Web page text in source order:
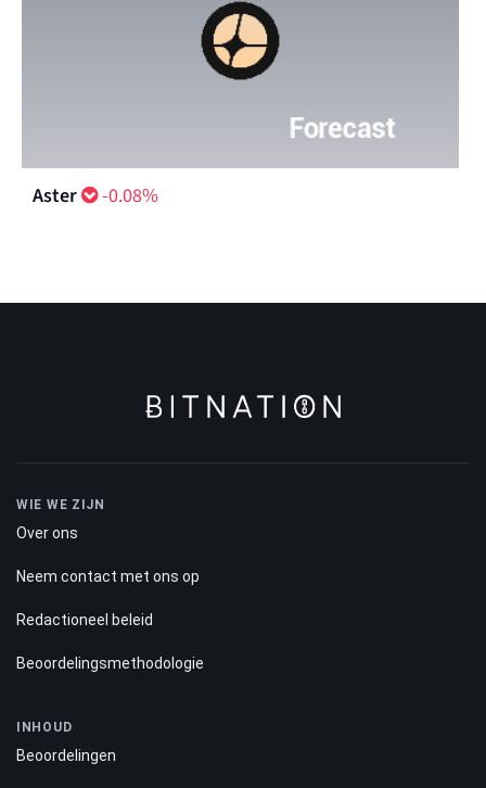
Aster -0.08%
WIE WE ZIJN
Over ons
Neem contact met ons op
Redactioneel beleid
Beoordelingsmethodologie
INHOUD
Beoordelingen